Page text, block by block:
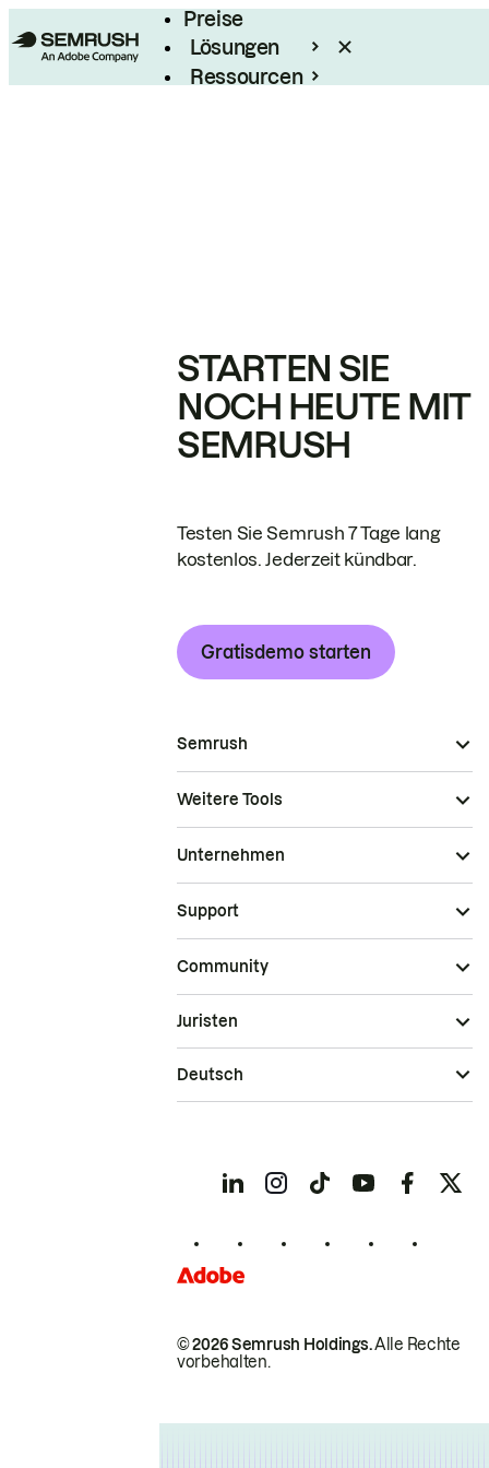
Preise
Lösungen
Ressourcen
STARTEN SIE
NOCH HEUTE MIT
SEMRUSH
Testen Sie Semrush 7 Tage lang
kostenlos. Jederzeit kündbar.
Gratisdemo starten
Semrush
Weitere Tools
Unternehmen
Support
Community
© 2026 Semrush Holdings.Alle Rechte
vorbehalten.
Juristen
Deutsch